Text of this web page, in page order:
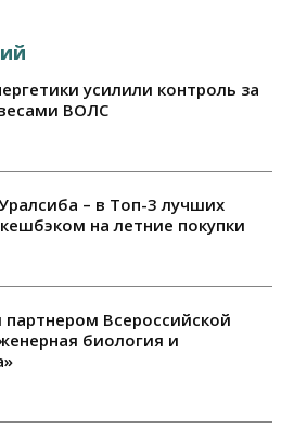
усилили контроль за
ВОЛС
– в Топ-3 лучших
на летние покупки
партнером Всероссийской
биология и